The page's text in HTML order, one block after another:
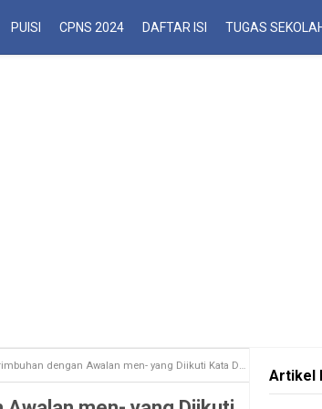
PUISI CPNS 2024 DAFTAR ISI TUGAS
dengan Awalan men- yang Diikuti Kata Dasar
Artikel